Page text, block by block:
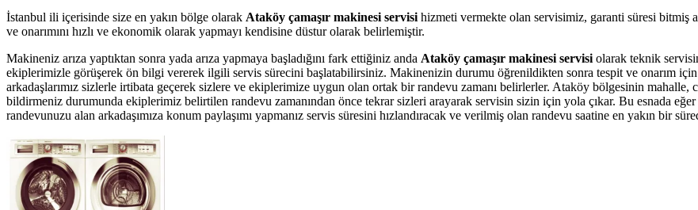
İstanbul ili içerisinde size en yakın bölge olarak Ataköy çamaşır makinesi servisi hizmeti vermekte olan servisimiz, garanti süresi bitmiş
ve onarımını hızlı ve ekonomik olarak yapmayı kendisine düstur olarak belirlemiştir.
Makineniz arıza yaptıktan sonra yada arıza yapmaya başladığını fark ettiğiniz anda Ataköy çamaşır makinesi servisi olarak teknik
ekiplerimizle görüşerek ön bilgi vererek ilgili servis sürecini başlatabilirsiniz. Makinenizin durumu öğrenildikten sonra tespit ve onarım
arkadaşlarımız sizlerle irtibata geçerek sizlere ve ekiplerimize uygun olan ortak bir randevu zamanı belirlerler. Ataköy bölgesinin
bildirmeniz durumunda ekiplerimiz belirtilen randevu zamanından önce tekrar sizleri arayarak servisin sizin için yola çıkar. Bu esnada
randevunuzu alan arkadaşımıza konum paylaşımı yapmanız servis süresini hızlandıracak ve verilmiş olan randevu saatine en yakın bir